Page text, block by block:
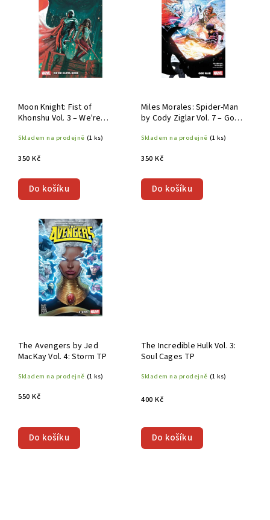
Moon Knight: Fist of
Khonshu Vol. 3 – We're
Skladem na prodejně (1 ks)
350 Kč
Do košíku
Miles Morales: Spider-Man
by Cody Ziglar Vol. 7 – God
Skladem na prodejně (1 ks)
350 Kč
Do košíku
The Avengers by Jed
MacKay Vol. 4: Storm TP
Skladem na prodejně (1 ks)
550 Kč
Do košíku
The Incredible Hulk Vol. 3:
Soul Cages TP
Skladem na prodejně (1 ks)
400 Kč
Do košíku